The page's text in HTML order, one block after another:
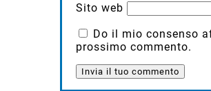
Sito web
Do il mio consenso
prossimo commento.